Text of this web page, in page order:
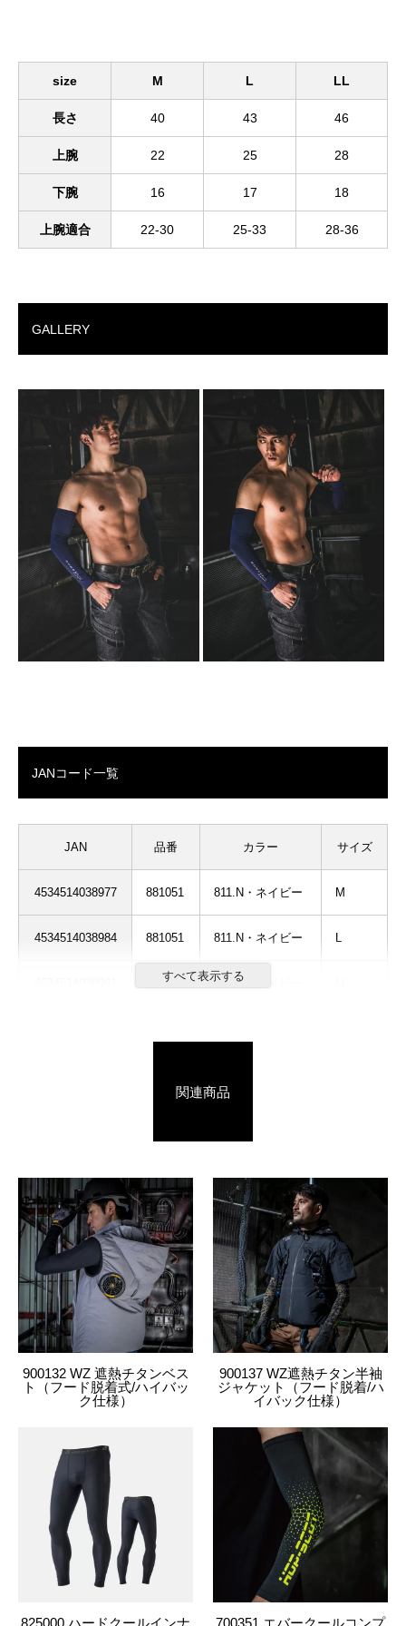
size M L LL
長さ 40 43 46
上腕 22 25 28
下腕 16 17 18
上腕適合 22-30 25-33 28-36
GALLERY
JANコード一覧
JAN 品番 カラー サイズ
4534514038977 881051 811.N・ネイビー M
4534514038984 881051 811.N・ネイビー L
881051 811.N・ネイビー
関連商品
900132 WZ 遮熱チタンベス
ト（フード脱着式/ハイバッ
ク仕様）
900137 WZ遮熱チタン半袖
ジャケット（フード脱着/ハ
イバック仕様）